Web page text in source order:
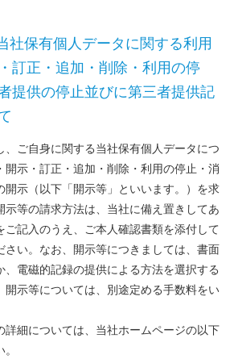
社保有個人データに関する利用
訂正・追加・削除・利用の停
提供の停止並びに第三者提供記
、ご自身に関する当社保有個人データにつ
開示・訂正・追加・削除・利用の停止・消
開示（以下「開示等」といいます。）を求
示等の請求方法は、当社に備え置きしてあ
ご記入のうえ、ご本人確認書類を添付して
さい。なお、開示等につきましては、書面
、電磁的記録の提供による方法を選択する
開示等については、別途定める手数料をい
詳細については、当社ホームページの以下